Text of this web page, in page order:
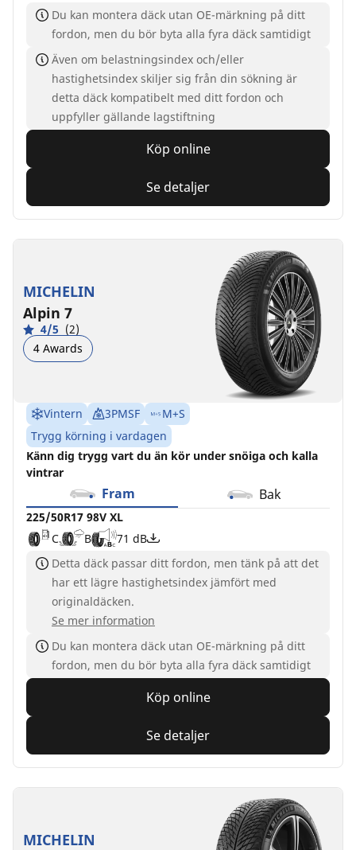
Du kan montera däck utan OE-märkning på ditt
fordon, men du bör byta alla fyra däck samtidigt
Även om belastningsindex och/eller
hastighetsindex skiljer sig från din sökning är
detta däck kompatibelt med ditt fordon och
uppfyller gällande lagstiftning
Köp online
Se detaljer
MICHELIN
Alpin 7
4/5 (2)
4 Awards
Vintern 3PMSF
M+S
Trygg körning i vardagen
Känn dig trygg vart du än kör under snöiga och kalla
vintrar
Fram Bak
225/50R17 98V XL
C
B 71 dB
Detta däck passar ditt fordon, men tänk på att det
har ett lägre hastighetsindex jämfört med
originaldäcken.
Se mer information
Du kan montera däck utan OE-märkning på ditt
fordon, men du bör byta alla fyra däck samtidigt
Köp online
Se detaljer
MICHELIN